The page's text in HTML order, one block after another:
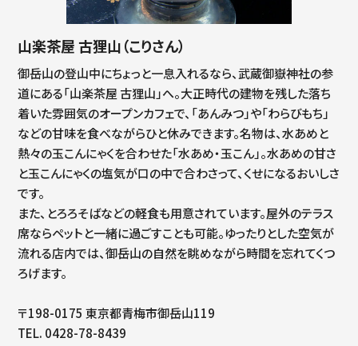
山楽茶屋 古狸山（こりさん）
御岳山の登山中にちょっと一息入れるなら、武蔵御嶽神社の参
道にある「山楽茶屋 古狸山」へ。大正時代の建物を残した落ち
着いた雰囲気のオープンカフェで、「あんみつ」や「わらびもち」
などの甘味を食べながらひと休みできます。名物は、水あめと
熱々の玉こんにゃくを合わせた「水あめ・玉こん」。水あめの甘さ
と玉こんにゃくの塩気が口の中で合わさって、くせになるおいしさ
です。
また、とろろそばなどの軽食も用意されています。屋外のテラス
席ならペットと一緒に過ごすことも可能。ゆったりとした空気が
流れる店内では、御岳山の自然を眺めながら時間を忘れてくつ
ろげます。
〒198-0175 東京都青梅市御岳山119
TEL. 0428-78-8439